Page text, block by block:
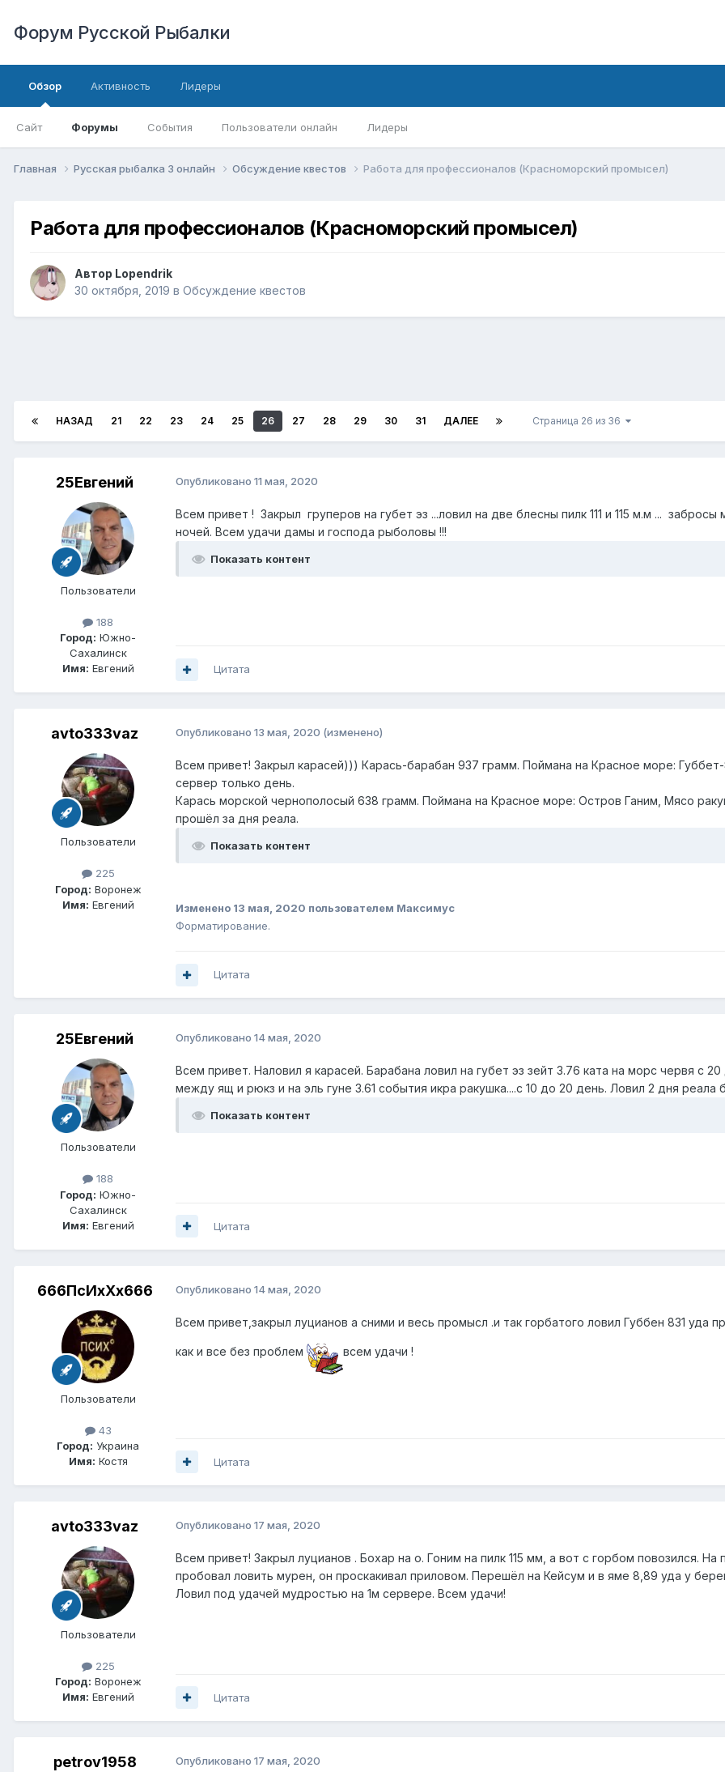
Форум Русской Рыбалки
Обзор
Сайт Форумы События Пользователи онлайн Лидеры
Активность Лидеры
Главная Русская рыбалка 3 онлайн Обсуждение квестов Работа для профессионалов (Красноморский промысел)
Работа для профессионалов (Красноморский промысел)
Автор Lopendrik
30 октября, 2019 в Обсуждение квестов
НАЗАД 21 22 23 24 25 26 27 28 29 30 31 ДАЛЕЕ Страница 26 из 36
25Евгений
Пользователи
188
Город: Южно-
Сахалинск
Имя: Евгений
Опубликовано 11 мая, 2020
Всем привет ! Закрыл груперов на губет эз ...ловил на две блесны пилк 111 и 115 м.м ...
ночей. Всем удачи дамы и господа рыболовы !!!
Показать контент
Цитата
avto333vaz
Пользователи
225
Город: Воронеж
Имя: Евгений
Опубликовано 13 мая, 2020 (изменено)
Всем привет! Закрыл карасей))) Карась-барабан 937 грамм. Поймана на Красное море:
сервер только день.
Карась морской чернополосый 638 грамм. Поймана на Красное море: Остров Ганим, Мясо
прошёл за дня реала.
Показать контент
Изменено 13 мая, 2020 пользователем Максимус
Форматирование.
Цитата
25Евгений
Пользователи
188
Город: Южно-
Сахалинск
Имя: Евгений
Опубликовано 14 мая, 2020
Всем привет. Наловил я карасей. Барабана ловил на губет эз зейт 3.76 ката на морс червя с
между ящ и рюкз и на эль гуне 3.61 события икра ракушка....с 10 до 20 день. Ловил 2 дня реала
Показать контент
Цитата
666ПсИхХх666
Пользователи
43
Город: Украина
Имя: Костя
Опубликовано 14 мая, 2020
Всем привет,закрыл луцианов а сними и весь промысл .и так горбатого ловил Губбен 831 уда
как и все без проблем всем удачи !
Цитата
avto333vaz
Пользователи
225
Город: Воронеж
Имя: Евгений
Опубликовано 17 мая, 2020
Всем привет! Закрыл луцианов . Бохар на о. Гоним на пилк 115 мм, а вот с горбом повозился. На
пробовал ловить мурен, он проскакивал приловом. Перешёл на Кейсум и в яме 8,89 уда у
Ловил под удачей мудростью на 1м сервере. Всем удачи!
Цитата
petrov1958 Опубликовано 17 мая, 2020